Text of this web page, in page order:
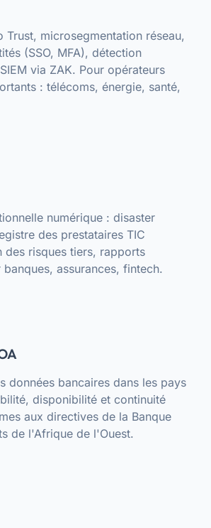
Trust, microsegmentation réseau,
(SSO, MFA), détection
via ZAK. Pour opérateurs
: télécoms, énergie, santé,
numérique : disaster
des prestataires TIC
des risques tiers, rapports
assurances, fintech.
données bancaires dans les pays
disponibilité et continuité
aux directives de la Banque
de l'Afrique de l'Ouest.